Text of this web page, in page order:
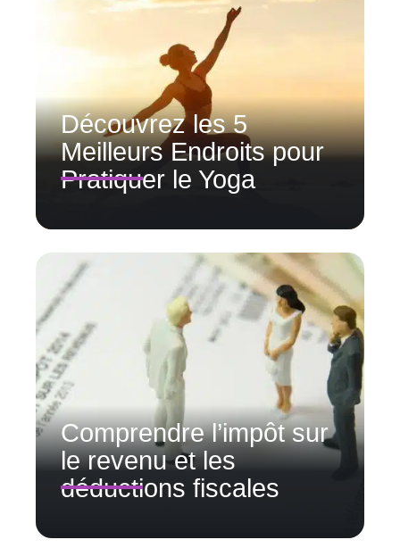
Découvrez les 5
Meilleurs Endroits pour
Pratiquer le Yoga
Comprendre l’impôt sur
le revenu et les
déductions fiscales